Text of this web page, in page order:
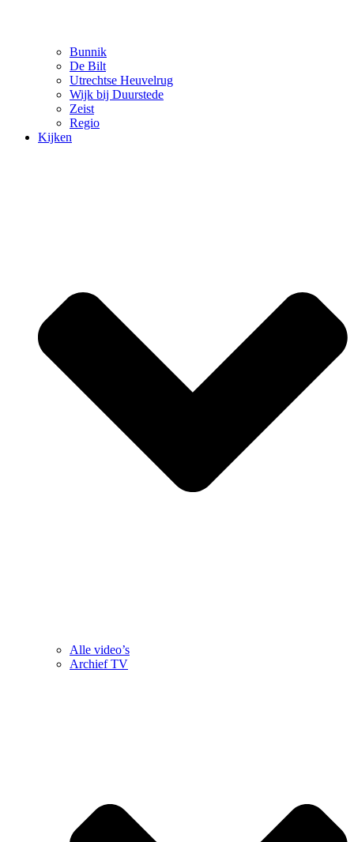
Bunnik
De Bilt
Utrechtse Heuvelrug
Wijk bij Duurstede
Zeist
Regio
Kijken
Alle video’s
Archief TV